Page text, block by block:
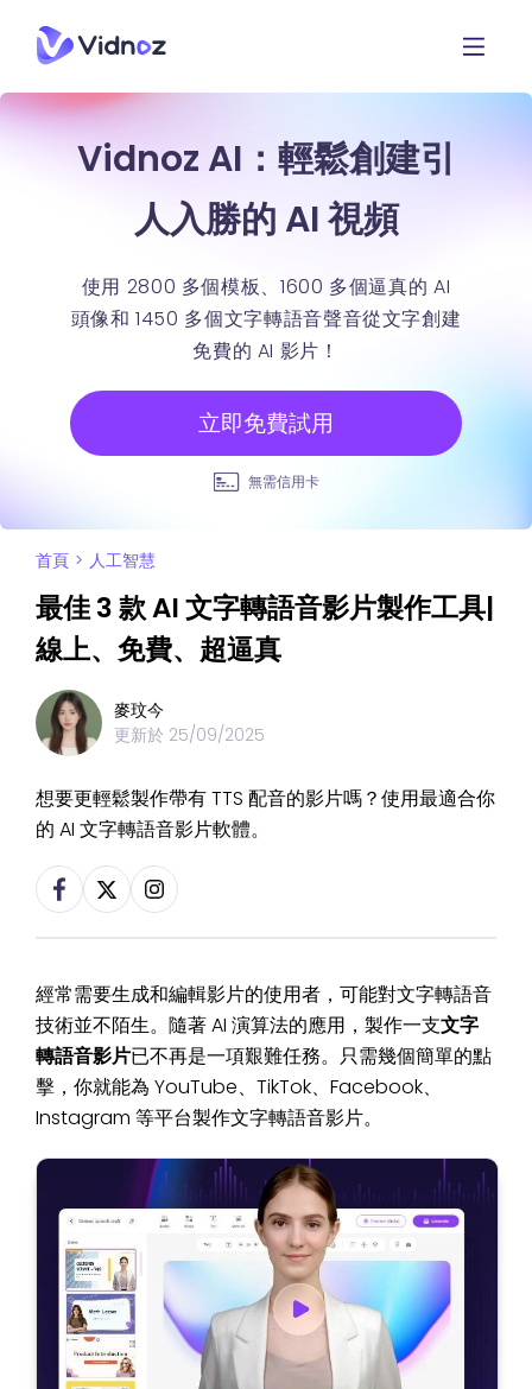
Vidnoz AI：輕鬆創建引
人入勝的 AI 視頻
使用 2800 多個模板、1600 多個逼真的 AI
頭像和 1450 多個文字轉語音聲音從文字創建
免費的 AI 影片！
立即免費試用
無需信用卡
首頁 > 人工智慧
最佳 3 款 AI 文字轉語音影片製作工具|
線上、免費、超逼真
麥玟今
更新於 25/09/2025
想要更輕鬆製作帶有 TTS 配音的影片嗎？使用最適合你
的 AI 文字轉語音影片軟體。
經常需要生成和編輯影片的使用者，可能對文字轉語音
技術並不陌生。隨著 AI 演算法的應用，製作一支文字
轉語音影片已不再是一項艱難任務。只需幾個簡單的點
擊，你就能為 YouTube、TikTok、Facebook、
Instagram 等平台製作文字轉語音影片。